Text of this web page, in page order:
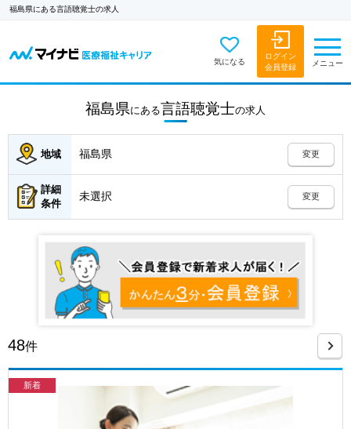
福島県にある言語聴覚士の求人
気になる
ログイン
会員登録
メニュー
福島県にある言語聴覚士の求人
地域 福島県 変更
詳細
条件
未選択 変更
48件
新着